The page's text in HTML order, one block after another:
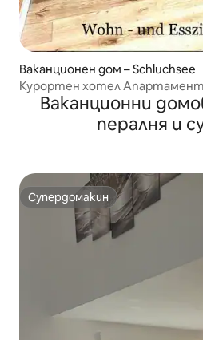
Ваканционен дом – Schluchsee
Курортен хотел Апартамент
Stani´s Castle
Ваканционни
пералня и
Супердомакин
Супердомакин